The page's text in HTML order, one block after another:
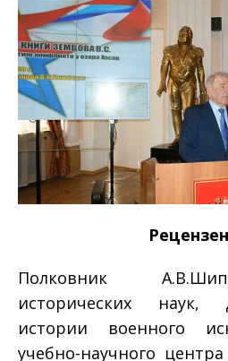
Полковник
исторических наук,
истории военного
учебно-научного